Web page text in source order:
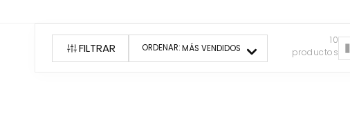
FILTRAR ORDENAR:MÁS VENDIDOS
10
productos